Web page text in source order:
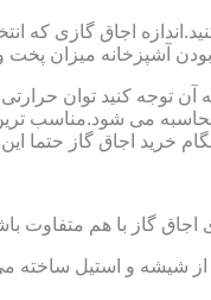
اجاق گازی
آشپزخانه میزان پخت
به آن توجه کنید توان
اجاق گاز حتما این
از شیشه و استیل ساخته